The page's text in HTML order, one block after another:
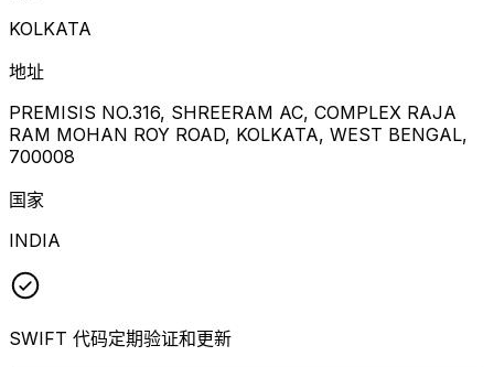
KOLKATA
地址
PREMISIS NO.316, SHREERAM AC, COMPLEX RAJA
RAM MOHAN ROY ROAD, KOLKATA, WEST BENGAL,
700008
国家
INDIA
SWIFT 代码定期验证和更新